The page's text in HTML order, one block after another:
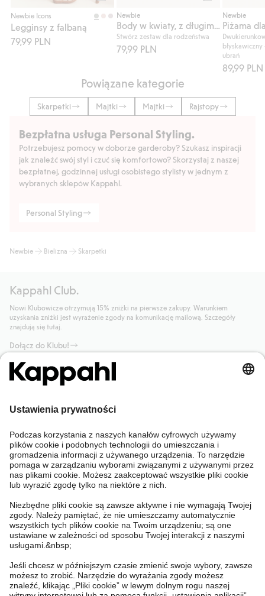
Kup
Newbie Icons
Legginsy z falbaną
79,99 PLN
Newbie
Stwórz zestaw dla rodzeństwa
79,99 PLN
Newbie
ubrań
89,99 PLN
Powiązane kategorie
Skarpetki Majtki Majtki Rajstopy
Bezpłatna usługa Personal Styling.
Potrzebujesz pomocy w doborze garderoby? Szukasz inspiracji
jak znaleźć swój styl i czuć się komfortowo? Skorzystaj z naszej
bezpłatnej, godzinnej usługi osobistego stylisty w jednym z
wybranych sklepów Kappahl.
Personal Styling
Newbie Bielizna Skarpetki
Kappahl Club.
Nowi Klubowicze otrzymują 15% zniżki na pierwsze zakupy. Warunkiem
uzyskania zniżki jest wyrażenie zgody na komunikację mailową. Szczegóły
znajdują się tutaj.
Dołącz do Klubu!
Potrzebujesz pomocy?
Sklep internetowy
Częste pytania
Twoje zamówienie
Skontaktuj się z nami
Znajdź sklep
Kappahl Club
Mój profil
Kappahl Club
Warunki członkostwa
O nas
O Kappahl Group
Zrównoważony rozwój
Warunki i zasady
Ogólne warunki zakupu
Więcej od nas